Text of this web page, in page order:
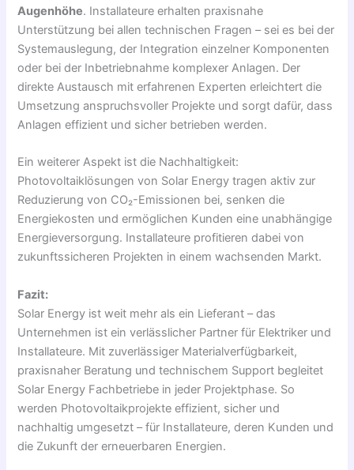
Augenhöhe. Installateure erhalten praxisnahe
Unterstützung bei allen technischen Fragen – sei es bei der
Systemauslegung, der Integration einzelner Komponenten
oder bei der Inbetriebnahme komplexer Anlagen. Der
direkte Austausch mit erfahrenen Experten erleichtert die
Umsetzung anspruchsvoller Projekte und sorgt dafür, dass
Anlagen effizient und sicher betrieben werden.
Ein weiterer Aspekt ist die Nachhaltigkeit:
Photovoltaiklösungen von Solar Energy tragen aktiv zur
Reduzierung von CO₂-Emissionen bei, senken die
Energiekosten und ermöglichen Kunden eine unabhängige
Energieversorgung. Installateure profitieren dabei von
zukunftssicheren Projekten in einem wachsenden Markt.
Fazit:
Solar Energy ist weit mehr als ein Lieferant – das
Unternehmen ist ein verlässlicher Partner für Elektriker und
Installateure. Mit zuverlässiger Materialverfügbarkeit,
praxisnaher Beratung und technischem Support begleitet
Solar Energy Fachbetriebe in jeder Projektphase. So
werden Photovoltaikprojekte effizient, sicher und
nachhaltig umgesetzt – für Installateure, deren Kunden und
die Zukunft der erneuerbaren Energien.